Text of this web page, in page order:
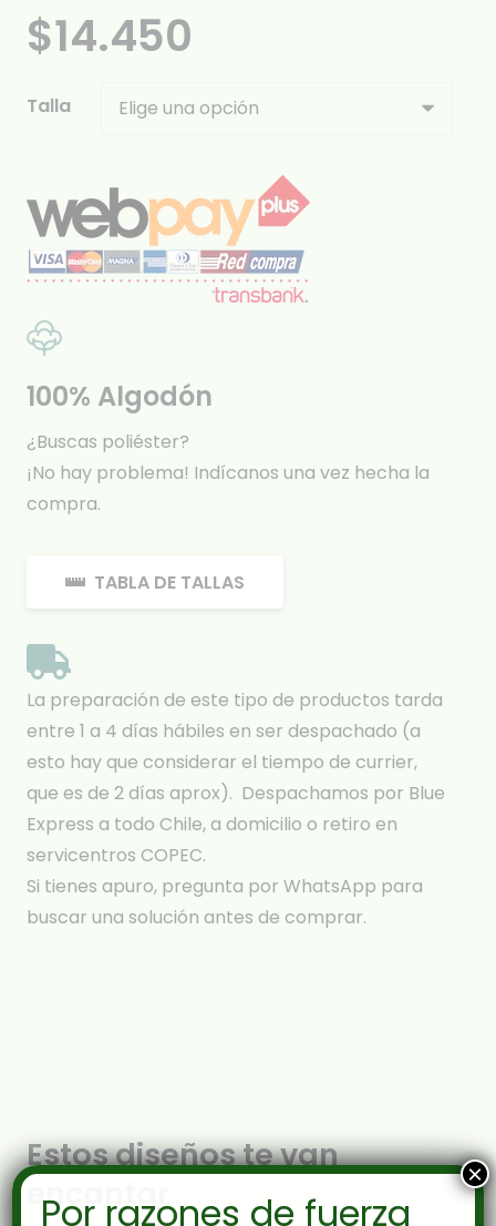
$14.450
Talla
100% Algodón
¿Buscas poliéster?
¡No hay problema! Indícanos una vez hecha la
compra.
TABLA DE TALLAS
La preparación de este tipo de productos tarda
entre 1 a 4 días hábiles en ser despachado (a
esto hay que considerar el tiempo de currier,
que es de 2 días aprox). Despachamos por Blue
Express a todo Chile, a domicilio o retiro en
servicentros COPEC.
Si tienes apuro, pregunta por WhatsApp para
buscar una solución antes de comprar.
Estos diseños te van
encantar
Por razones de fuerza
×